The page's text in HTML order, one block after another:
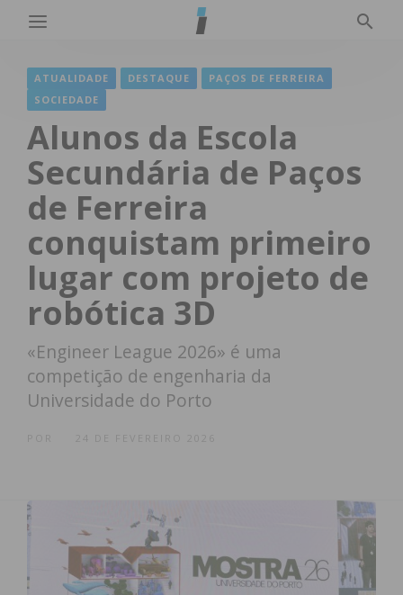
ATUALIDADE DESTAQUE
PAÇOS DE FERREIRA
SOCIEDADE
Alunos da Escola
Secundária de Paços
de Ferreira
conquistam primeiro
lugar com projeto de
robótica 3D
«Engineer League 2026» é uma
competição de engenharia da
Universidade do Porto
24 DE FEVEREIRO 2026